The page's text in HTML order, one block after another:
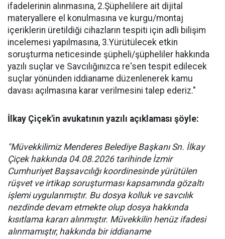
ifadelerinin alınmasına, 2.Şüphelilere ait dijital
materyallere el konulmasına ve kurgu/montaj
içeriklerin üretildiği cihazların tespiti için adli bilişim
incelemesi yapılmasına, 3.Yürütülecek etkin
soruşturma neticesinde şüpheli/şüpheliler hakkında
yazılı suçlar ve Savcılığınızca re'sen tespit edilecek
suçlar yönünden iddianame düzenlenerek kamu
davası açılmasına karar verilmesini talep ederiz."
İlkay Çiçek'in avukatının yazılı açıklaması şöyle:
"Müvekkilimiz Menderes Belediye Başkanı Sn. İlkay
Çiçek hakkında 04.08.2026 tarihinde İzmir
Cumhuriyet Başsavcılığı koordinesinde yürütülen
rüşvet ve irtikap soruşturması kapsamında gözaltı
işlemi uygulanmıştır. Bu dosya kolluk ve savcılık
nezdinde devam etmekte olup dosya hakkında
kısıtlama kararı alınmıştır. Müvekkilin henüz ifadesi
alınmamıştır, hakkında bir iddianame